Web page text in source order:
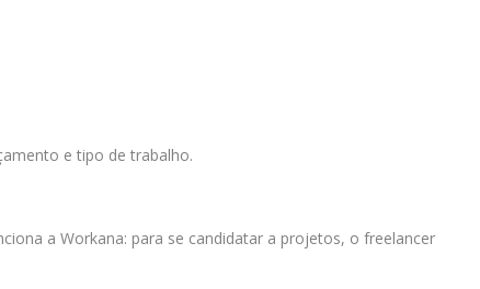
e tipo de trabalho.
a Workana: para se candidatar a projetos, o freelancer